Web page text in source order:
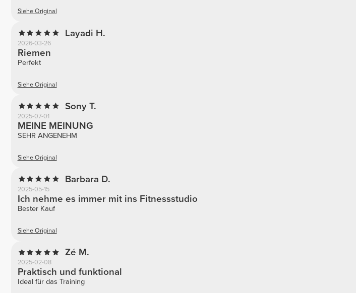
Siehe Original
Layadi H.
2026-03-26
Riemen
Perfekt
Siehe Original
Sony T.
2025-07-01
MEINE MEINUNG
SEHR ANGENEHM
Siehe Original
Barbara D.
2025-05-15
Ich nehme es immer mit ins Fitnessstudio
Bester Kauf
Siehe Original
Zé M.
2025-02-08
Praktisch und funktional
Ideal für das Training